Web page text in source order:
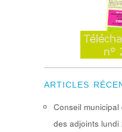
ARTICLES
Conseil
des adjoints lundi